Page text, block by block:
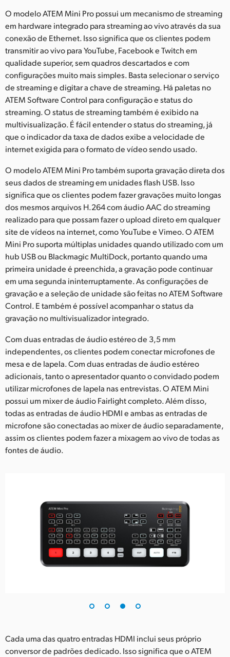
O modelo ATEM Mini Pro possui um mecanismo de streaming
em hardware integrado para streaming ao vivo através da sua
conexão de Ethernet. Isso significa que os clientes podem
transmitir ao vivo para YouTube, Facebook e Twitch em
qualidade superior, sem quadros descartados e com
configurações muito mais simples. Basta selecionar o serviço
de streaming e digitar a chave de streaming. Há paletas no
ATEM Software Control para configuração e status do
streaming. O status de streaming também é exibido na
multivisualização. É fácil entender o status do streaming, já
que o indicador da taxa de dados exibe a velocidade de
internet exigida para o formato de vídeo sendo usado.
O modelo ATEM Mini Pro também suporta gravação direta dos
seus dados de streaming em unidades flash USB. Isso
significa que os clientes podem fazer gravações muito longas
dos mesmos arquivos H.264 com áudio AAC do streaming
realizado para que possam fazer o upload direto em qualquer
site de vídeos na internet, como YouTube e Vimeo. O ATEM
Mini Pro suporta múltiplas unidades quando utilizado com um
hub USB ou Blackmagic MultiDock, portanto quando uma
primeira unidade é preenchida, a gravação pode continuar
em uma segunda ininterruptamente. As configurações de
gravação e a seleção de unidade são feitas no ATEM Software
Control. E também é possível acompanhar o status da
gravação no multivisualizador integrado.
Com duas entradas de áudio estéreo de 3,5 mm
independentes, os clientes podem conectar microfones de
mesa e de lapela. Com duas entradas de áudio estéreo
adicionais, tanto o apresentador quanto o convidado podem
utilizar microfones de lapela nas entrevistas. O ATEM Mini
possui um mixer de áudio Fairlight completo. Além disso,
todas as entradas de áudio HDMI e ambas as entradas de
microfone são conectadas ao mixer de áudio separadamente,
assim os clientes podem fazer a mixagem ao vivo de todas as
fontes de áudio.
Cada uma das quatro entradas HDMI inclui seus próprio
conversor de padrões dedicado. Isso significa que o ATEM